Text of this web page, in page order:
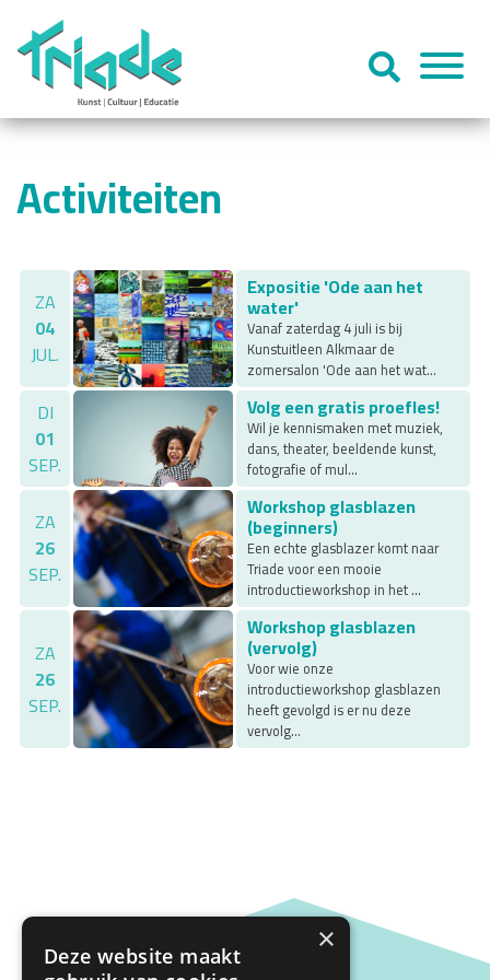
Activiteiten
ZA
04
JUL.
Expositie 'Ode aan het
water'
Vanaf zaterdag 4 juli is bij
Kunstuitleen Alkmaar de
zomersalon 'Ode aan het wat...
DI
01
SEP.
Volg een gratis proefles!
Wil je kennismaken met muziek,
dans, theater, beeldende kunst,
fotografie of mul...
ZA
26
SEP.
Workshop glasblazen
(beginners)
Een echte glasblazer komt naar
Triade voor een mooie
introductieworkshop in het ...
ZA
26
SEP.
Workshop glasblazen
(vervolg)
Voor wie onze
introductieworkshop glasblazen
heeft gevolgd is er nu deze
vervolg...
×
Deze website maakt